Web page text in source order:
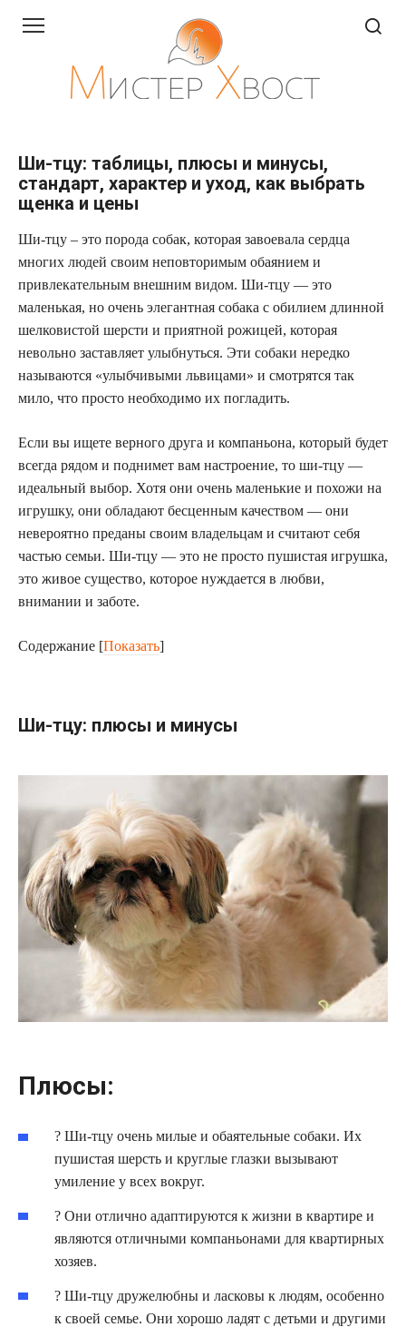
Ши-тцу: таблицы, плюсы и минусы,
стандарт, характер и уход, как выбрать
щенка и цены
Ши-тцу – это порода собак, которая завоевала сердца
многих людей своим неповторимым обаянием и
привлекательным внешним видом. Ши-тцу — это
маленькая, но очень элегантная собака с обилием длинной
шелковистой шерсти и приятной рожицей, которая
невольно заставляет улыбнуться. Эти собаки нередко
называются «улыбчивыми львицами» и смотрятся так
мило, что просто необходимо их погладить.
Если вы ищете верного друга и компаньона, который будет
всегда рядом и поднимет вам настроение, то ши-тцу —
идеальный выбор. Хотя они очень маленькие и похожи на
игрушку, они обладают бесценным качеством — они
невероятно преданы своим владельцам и считают себя
частью семьи. Ши-тцу — это не просто пушистая игрушка,
это живое существо, которое нуждается в любви,
внимании и заботе.
Содержание [Показать]
Ши-тцу: плюсы и минусы
Плюсы:
? Ши-тцу очень милые и обаятельные собаки. Их
пушистая шерсть и круглые глазки вызывают
умиление у всех вокруг.
? Они отлично адаптируются к жизни в квартире и
являются отличными компаньонами для квартирных
хозяев.
? Ши-тцу дружелюбны и ласковы к людям, особенно
к своей семье. Они хорошо ладят с детьми и другими